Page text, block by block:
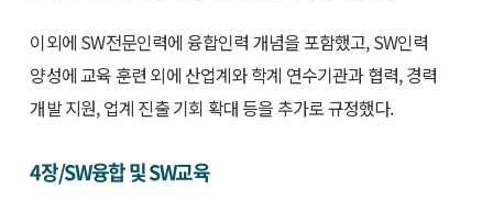
이외에 SW전문인력에 융합인력 개념을 포함했고, SW인력
양성에 교육 훈련 외에 산업계와 학계 연수기관과 협력, 경력
개발 지원, 업계 진출 기회 확대 등을 추가로 규정했다.
4장/SW융합 및 SW교육